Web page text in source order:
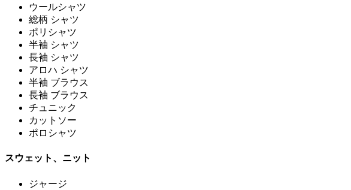
ウールシャツ
総柄 シャツ
ポリシャツ
半袖 シャツ
長袖 シャツ
アロハ シャツ
半袖 ブラウス
長袖 ブラウス
チュニック
カットソー
ポロシャツ
スウェット、ニット
ジャージ